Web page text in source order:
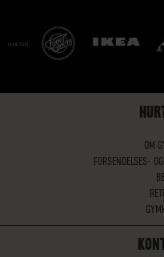
OM
FORSENDELSES-